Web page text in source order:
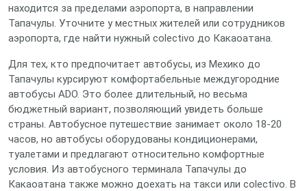
находится за пределами аэропорта, в направлении
Тапачулы. Уточните у местных жителей или сотрудников
аэропорта, где найти нужный colectivo до Какаоатана.
Для тех, кто предпочитает автобусы, из Мехико до
Тапачулы курсируют комфортабельные междугородние
автобусы ADO. Это более длительный, но весьма
бюджетный вариант, позволяющий увидеть больше
страны. Автобусное путешествие занимает около 18-20
часов, но автобусы оборудованы кондиционерами,
туалетами и предлагают относительно комфортные
условия. Из автобусного терминала Тапачулы до
Какаоатана также можно доехать на такси или colectivo. В